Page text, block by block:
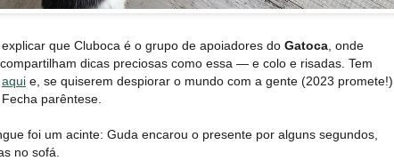
que Cluboca é o grupo de apoiadores do Gatoca , onde
dicas preciosas como essa — e colo e risadas. Tem
aqui e, se quiserem despiorar o mundo com a gente (2023 promete!),
. Fecha parêntese.
foi um acinte: Guda encarou o presente por alguns segundos,
no sofá.